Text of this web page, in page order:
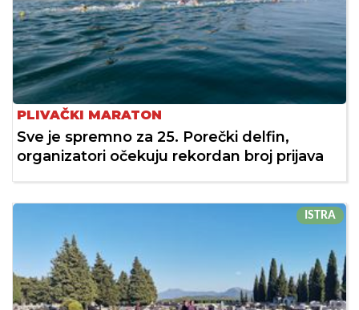
PLIVAČKI MARATON
Sve je spremno za 25. Porečki delfin,
organizatori očekuju rekordan broj prijava
ISTRA